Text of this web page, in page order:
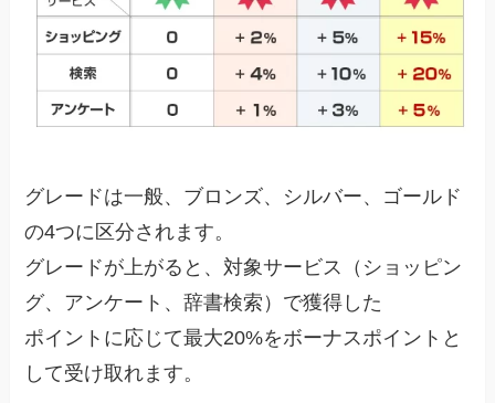
グレードは一般、ブロンズ、シルバー、ゴールド
の4つに区分されます。
グレードが上がると、対象サービス（ショッピン
グ、アンケート、辞書検索）で獲得した
ポイントに応じて最大20%をボーナスポイントと
して受け取れます。